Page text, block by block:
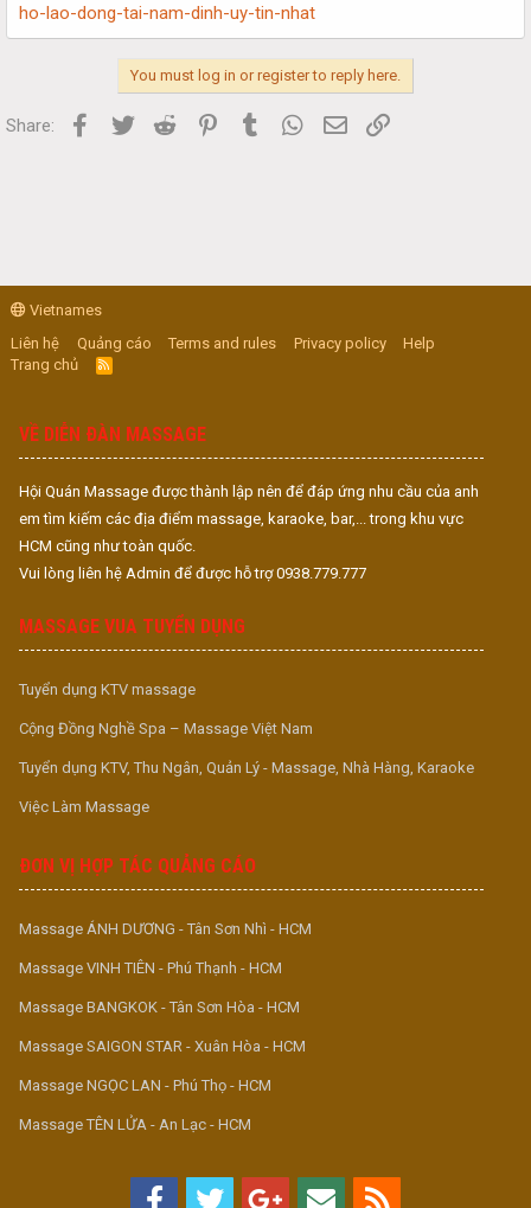
ho-lao-dong-tai-nam-dinh-uy-tin-nhat
You must log in or register to reply here.
Share: Facebook
Twitter Reddit PinterestTumblr WhatsApp
Email
Vietnames
Liên hệ
Quảng cáo Terms and rules Privacy policy
Help
Trang chủ
R
S
VỀ DIỄN ĐÀN MASSAGE
Hội Quán Massage được thành lập nên để đáp ứng nhu cầu của anh
em tìm kiếm các địa điểm massage, karaoke, bar,... trong khu vực
HCM cũng như toàn quốc.
Vui lòng liên hệ Admin để được hỗ trợ 0938.779.777
MASSAGE VUA TUYỂN DỤNG
Tuyển dụng KTV massage
Cộng Đồng Nghề Spa – Massage Việt Nam
Tuyển dụng KTV, Thu Ngân, Quản Lý - Massage, Nhà Hàng, Karaoke
Việc Làm Massage
ĐƠN VỊ HỢP TÁC QUẢNG CÁO
Massage ÁNH DƯƠNG - Tân Sơn Nhì - HCM
Massage VINH TIÊN - Phú Thạnh - HCM
Massage BANGKOK - Tân Sơn Hòa - HCM
Massage SAIGON STAR - Xuân Hòa - HCM
Massage NGỌC LAN - Phú Thọ - HCM
Massage TÊN LỬA - An Lạc - HCM